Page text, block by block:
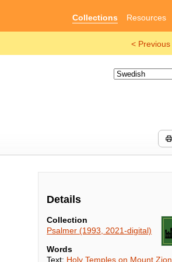
Collections Resources
< Previous
Details
Collection
Psalmer (1993, 2021-digital)
Words
Text: Holy Temples on Mount Zion